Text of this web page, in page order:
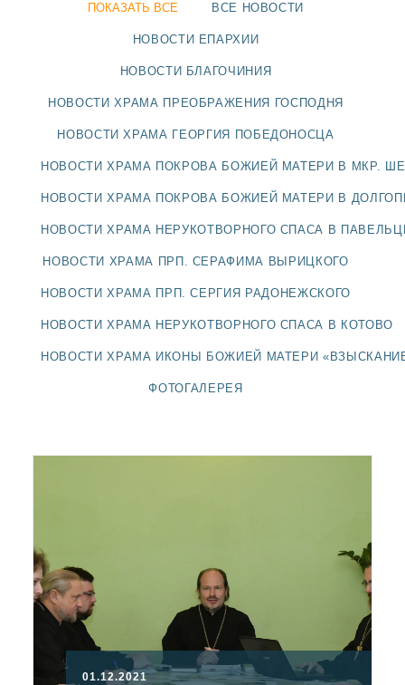
НОВОСТИ
БЛАГОЧИНИЯ
БЛАГОЧИНИЕ
ПОКАЗАТЬ ВСЕ ВСЕ НОВОСТИ
НОВОСТИ ЕПАРХИИ
НОВОСТИ БЛАГОЧИНИЯ
НОВОСТИ ХРАМА ПРЕОБРАЖЕНИЯ ГОСПОДНЯ
НОВОСТИ ХРАМА ГЕОРГИЯ ПОБЕДОНОСЦА
НОВОСТИ ХРАМА ПОКРОВА БОЖИЕЙ МАТЕРИ В МКР.
НОВОСТИ ХРАМА ПОКРОВА БОЖИЕЙ МАТЕРИ В
НОВОСТИ ХРАМА НЕРУКОТВОРНОГО СПАСА В
НОВОСТИ ХРАМА ПРП. СЕРАФИМА ВЫРИЦКОГО
НОВОСТИ ХРАМА ПРП. СЕРГИЯ РАДОНЕЖСКОГО
НОВОСТИ ХРАМА НЕРУКОТВОРНОГО СПАСА В КОТОВО
НОВОСТИ ХРАМА ИКОНЫ БОЖИЕЙ МАТЕРИ
ФОТОГАЛЕРЕЯ
01.12.2021